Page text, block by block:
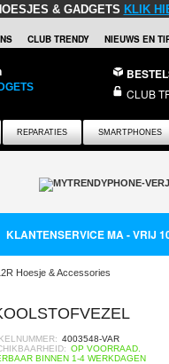
& GADGETS KLIK
CLUB TRENDY NIEUWS EN
CLUB
REPARATIES SMARTPHONES
KLANTENSERVICE MA - VRIJ
Hoesje & Accessories
4003548-VAR
OP VOORRAAD.
BINNEN 1-4 WERKDAGEN